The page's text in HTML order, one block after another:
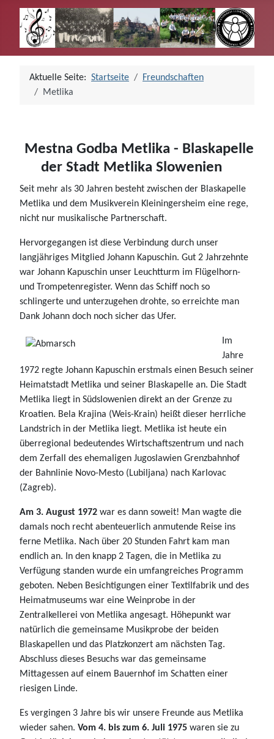
Aktuelle Seite: Startseite
Freundschaften
Metlika
Mestna Godba Metlika - Blaskapelle
der Stadt Metlika Slowenien
Seit mehr als 30 Jahren besteht zwischen der Blaskapelle
Metlika und dem Musikverein Kleiningersheim eine rege,
nicht nur musikalische Partnerschaft.
Hervorgegangen ist diese Verbindung durch unser
langjähriges Mitglied Johann Kapuschin. Gut 2 Jahrzehnte
war Johann Kapuschin unser Leuchtturm im Flügelhorn-
und Trompetenregister. Wenn das Schiff noch so
schlingerte und unterzugehen drohte, so erreichte man
Dank Johann doch noch sicher das Ufer.
Im
Jahre
1972 regte Johann Kapuschin erstmals einen Besuch seiner
Heimatstadt Metlika und seiner Blaskapelle an. Die Stadt
Metlika liegt in Südslowenien direkt an der Grenze zu
Kroatien. Bela Krajina (Weis-Krain) heißt dieser herrliche
Landstrich in der Metlika liegt. Metlika ist heute ein
überregional bedeutendes Wirtschaftszentrum und nach
dem Zerfall des ehemaligen Jugoslawien Grenzbahnhof
der Bahnlinie Novo-Mesto (Lubiljana) nach Karlovac
(Zagreb).
Am 3. August 1972 war es dann soweit! Man wagte die
damals noch recht abenteuerlich anmutende Reise ins
ferne Metlika. Nach über 20 Stunden Fahrt kam man
endlich an. In den knapp 2 Tagen, die in Metlika zu
Verfügung standen wurde ein umfangreiches Programm
geboten. Neben Besichtigungen einer Textilfabrik und des
Heimatmuseums war eine Weinprobe in der
Zentralkellerei von Metlika angesagt. Höhepunkt war
natürlich die gemeinsame Musikprobe der beiden
Blaskapellen und das Platzkonzert am nächsten Tag.
Abschluss dieses Besuchs war das gemeinsame
Mittagessen auf einem Bauernhof im Schatten einer
riesigen Linde.
Es vergingen 3 Jahre bis wir unsere Freunde aus Metlika
wieder sahen. Vom 4. bis zum 6. Juli 1975 waren sie zu